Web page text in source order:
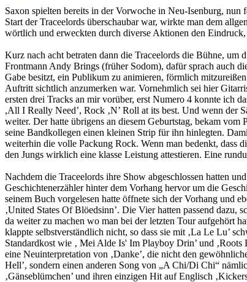
Saxon spielten bereits in der Vorwoche in Neu-Isenburg,
Start der Traceelords überschaubar war, wirkte man dem
wörtlich und erweckten durch diverse Aktionen den
Kurz nach acht betraten dann die Traceelords die Bühne,
Frontmann Andy Brings (früher Sodom), dafür sprach auch
Gabe besitzt, ein Publikum zu animieren, förmlich
Auftritt sichtlich anzumerken war. Vornehmlich sei hier
ersten drei Tracks an mir vorüber, erst Numero 4 konnte ich
,All I Really Need’, Rock ‚N’ Roll at its best. Und wenn der
weiter. Der hatte übrigens an diesem Geburtstag, bekam
seine Bandkollegen einen kleinen Strip für ihn hinlegten.
weiterhin die volle Packung Rock. Wenn man bedenkt, dass
den Jungs wirklich eine klasse Leistung attestieren. Eine
Nachdem die Traceelords ihre Show abgeschlossen hatten
Geschichtenerzähler hinter dem Vorhang hervor um die
seinem Buch vorgelesen hatte öffnete sich der Vorhang und
‚United States Of Blöedsinn’. Die Vier hatten passend
da weiter zu machen wo man bei der letzten Tour aufgehört
klappte selbstverständlich nicht, so dass sie mit ‚La Le Lu’
Standardkost wie ‚ Mei Alde Is' Im Playboy Drin’ und
eine Neuinterpretation von ‚Danke’, die nicht den
Hell’, sondern einen anderen Song von „A Chi/Di Chi“
‚Gänseblümchen’ und ihren einzigen Hit auf Englisch